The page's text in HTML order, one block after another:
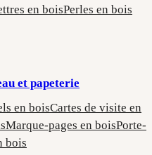
en boisPerles en bois
et papeterie
en boisCartes de visite en
Marque-pages en boisPorte-
bois